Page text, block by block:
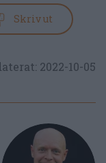
Skriv ut
2022-10-05